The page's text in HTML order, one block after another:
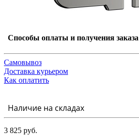
Способы оплаты и получения заказа
Самовывоз
Доставка курьером
Как оплатить
Наличие на складах
3 825 руб.